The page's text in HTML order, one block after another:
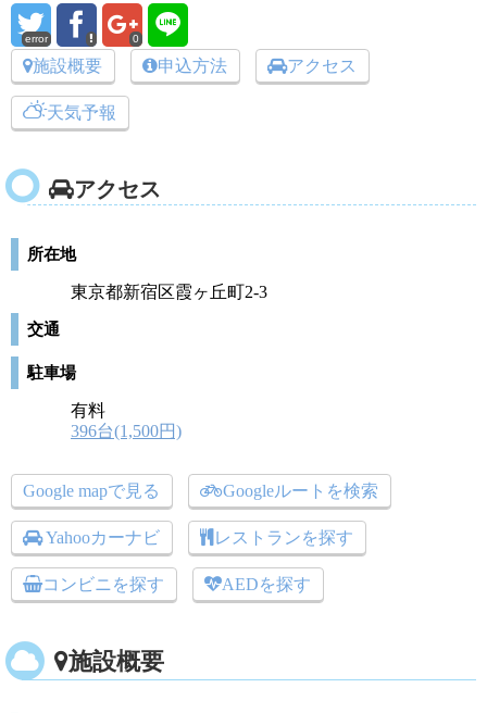
error 0
施設概要 申込方法 アクセス
天気予報
アクセス
所在地
東京都新宿区霞ヶ丘町2-3
交通
駐車場
有料
396台(1,500円)
Google mapで見る Googleルートを検索
Yahooカーナビ レストランを探す
コンビニを探す AEDを探す
施設概要